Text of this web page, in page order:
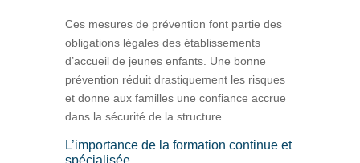
Ces mesures de prévention font partie des
obligations légales des établissements
d’accueil de jeunes enfants. Une bonne
prévention réduit drastiquement les risques
et donne aux familles une confiance accrue
dans la sécurité de la structure.
L’importance de la formation continue et
spécialisée